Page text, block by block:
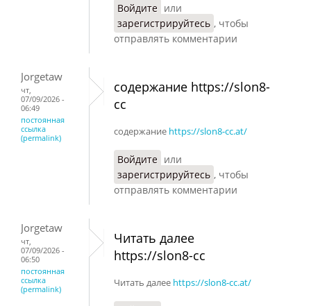
Войдите или
зарегистрируйтесь , чтобы
отправлять комментарии
Jorgetaw
чт,
07/09/2026 -
06:49
постоянная
ссылка
(permalink)
содержание https://slon8-
cc
содержание https://slon8-cc.at/
Войдите или
зарегистрируйтесь , чтобы
отправлять комментарии
Jorgetaw
чт,
07/09/2026 -
06:50
постоянная
ссылка
(permalink)
Читать далее
https://slon8-cc
Читать далее https://slon8-cc.at/